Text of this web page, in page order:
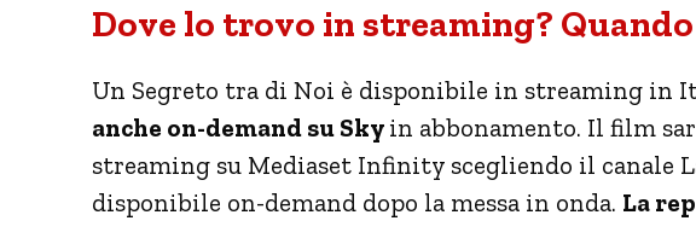
Dove lo trovo in streaming?
Un Segreto tra di Noi è disponibile in streaming in
anche on-demand su Sky in abbonamento. Il film
streaming su Mediaset Infinity scegliendo il canale
disponibile on-demand dopo la messa in onda. La